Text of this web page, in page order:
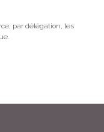
par délégation, les